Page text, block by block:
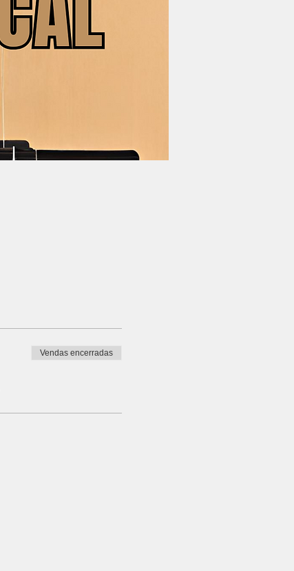
Vendas encerradas